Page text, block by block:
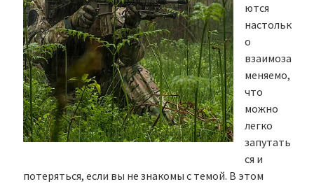
ются
настольк
о
взаимоза
меняемо,
что
можно
легко
запутать
ся и
потеряться, если вы не знакомы с темой. В этом